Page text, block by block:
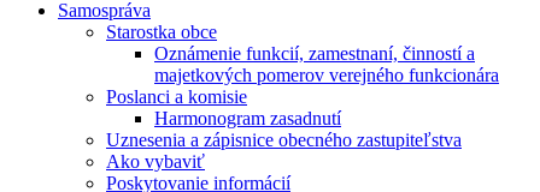
Samospráva
Starostka obce
Oznámenie funkcií, zamestnaní, činností a
majetkových pomerov verejného funkcionára
Poslanci a komisie
Harmonogram zasadnutí
Uznesenia a zápisnice obecného zastupiteľstva
Ako vybaviť
Poskytovanie informácií